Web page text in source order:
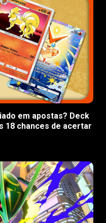
em apostas? Deck
18 chances de acertar